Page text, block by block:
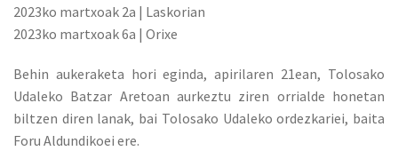
2023ko martxoak 2a | Laskorian
2023ko martxoak 6a | Orixe
Behin aukeraketa hori eginda, apirilaren 21ean, Tolosako
Udaleko Batzar Aretoan aurkeztu ziren orrialde honetan
biltzen diren lanak, bai Tolosako Udaleko ordezkariei, baita
Foru Aldundikoei ere.